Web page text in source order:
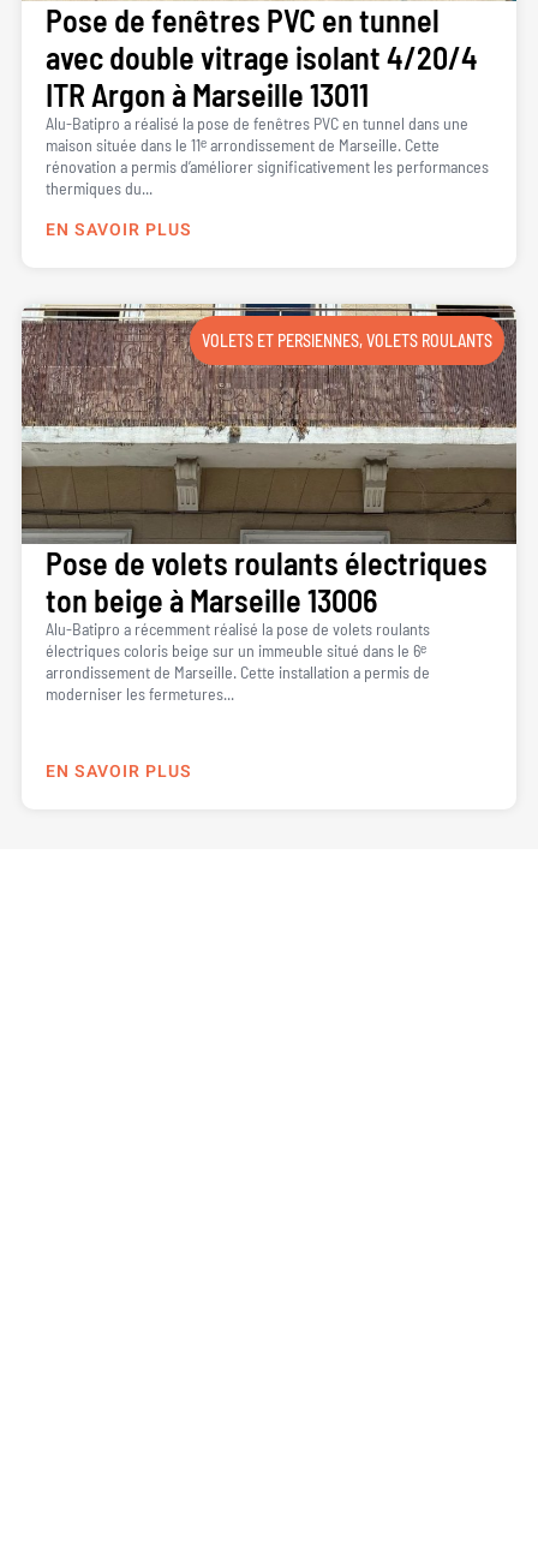
Pose de fenêtres PVC en tunnel
avec double vitrage isolant 4/20/4
ITR Argon à Marseille 13011
Alu-Batipro a réalisé la pose de fenêtres PVC en tunnel dans une
maison située dans le 11ᵉ arrondissement de Marseille. Cette
rénovation a permis d’améliorer significativement les performances
thermiques du...
EN SAVOIR PLUS
VOLETS ET PERSIENNES,VOLETS ROULANTS
Pose de volets roulants électriques
ton beige à Marseille 13006
Alu-Batipro a récemment réalisé la pose de volets roulants
électriques coloris beige sur un immeuble situé dans le 6ᵉ
arrondissement de Marseille. Cette installation a permis de
moderniser les fermetures...
EN SAVOIR PLUS